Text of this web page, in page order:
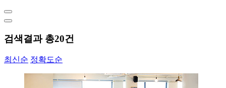
검색결과 총20건
최신순 정확도순